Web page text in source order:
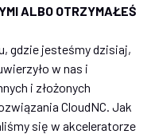
ALBO OTRZYMAŁEŚ
gdzie jesteśmy dzisiaj,
w nas i
i złożonych
CloudNC. Jak
się w akceleratorze